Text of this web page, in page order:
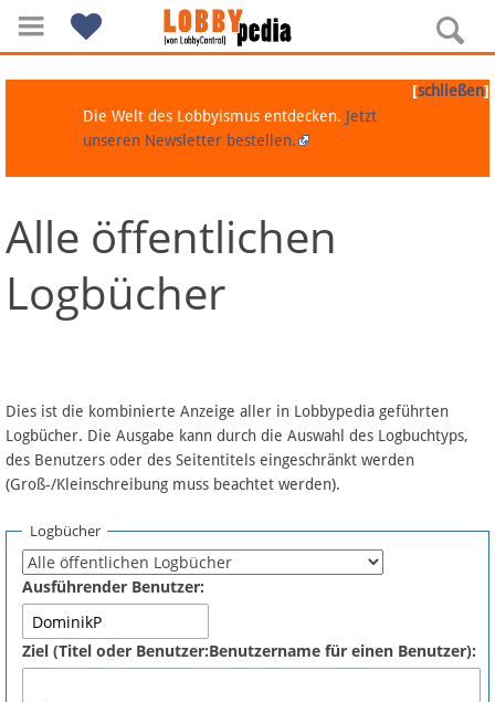
Navigation
Über Lobbypedia
Artikel nach Kategorien
FAQ
Fördermitglied werden
Fehler melden
[schließen]
Die Welt des Lobbyismus entdecken. Jetzt
unseren Newsletter bestellen.
Alle öffentlichen
Logbücher
Dies ist die kombinierte Anzeige aller in Lobbypedia geführten
Logbücher. Die Ausgabe kann durch die Auswahl des Logbuchtyps,
des Benutzers oder des Seitentitels eingeschränkt werden
(Groß-/Kleinschreibung muss beachtet werden).
Logbücher
Ausführender Benutzer:
Ziel (Titel oder Benutzer:Benutzername für einen Benutzer):